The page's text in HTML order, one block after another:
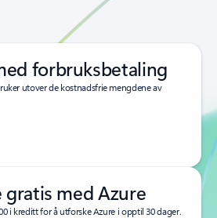
forbruksbetaling
utover de kostnadsfrie mengdene av
gratis med Azure
i kreditt for å utforske Azure i opptil 30 dager.